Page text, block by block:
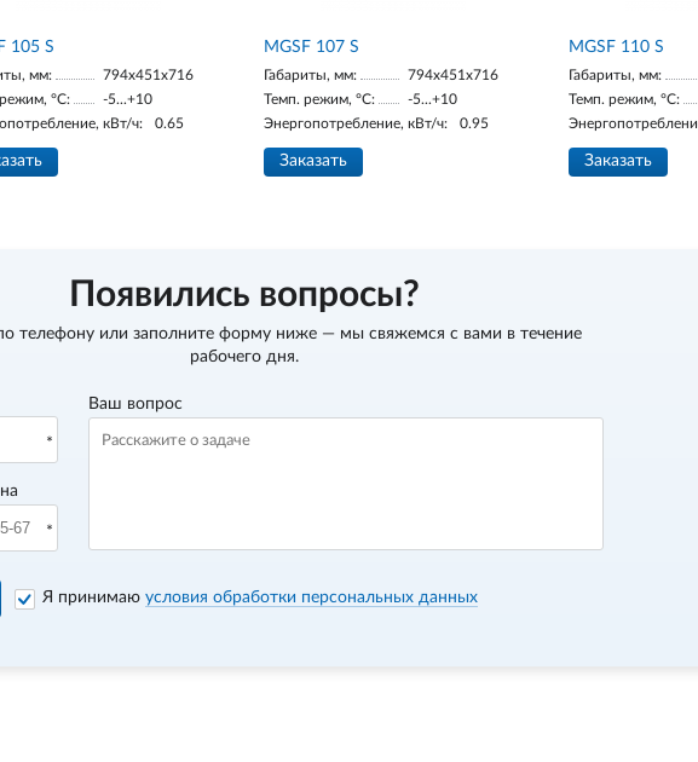
105 S
мм:
794x451x716
°С:
-5...+10
кВт/ч:
0.65
MGSF 107 S
Габариты, мм:
794x451x716
Темп. режим, °С:
-5...+10
Энергопотребление, кВт/ч:
0.95
Заказать
MGSF 110 S
Габариты, мм:
Темп. режим, °С:
Заказать
Появились вопросы?
телефону или заполните форму ниже — мы свяжемся с вами в течение
рабочего дня.
Ваш вопрос
Я принимаю условия обработки персональных данных